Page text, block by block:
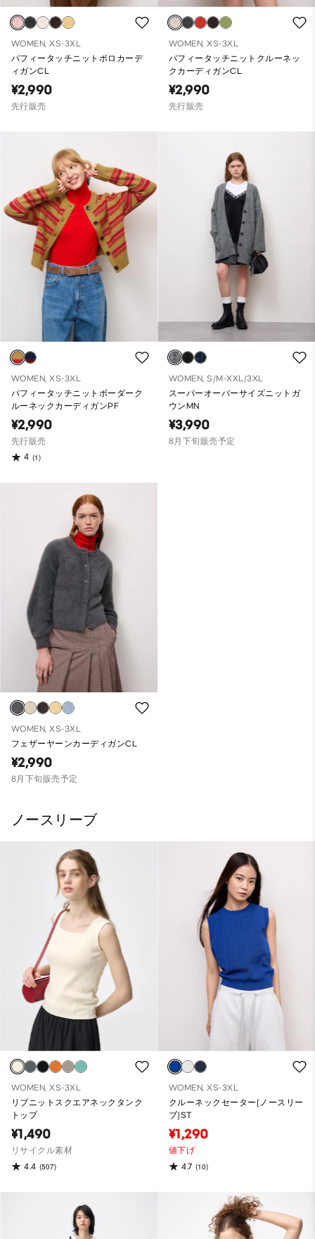
WOMEN, XS-3XL
パフィータッチニットポロカーデ
ィガンCL
¥2,990
先行販売
WOMEN, XS-3XL
パフィータッチニットクルーネッ
クカーディガンCL
¥2,990
先行販売
WOMEN, XS-3XL
パフィータッチニットボーダーク
ルーネックカーディガンPF
¥2,990
先行販売
4 (1)
WOMEN, S/M-XXL/3XL
スーパーオーバーサイズニットガ
ウンMN
¥3,990
8月下旬販売予定
WOMEN, XS-3XL
フェザーヤーンカーディガンCL
¥2,990
8月下旬販売予定
ノースリーブ
WOMEN, XS-3XL
リブニットスクエアネックタンク
トップ
¥1,490
リサイクル素材
4.4 (507)
WOMEN, XS-3XL
クルーネックセーター(ノースリー
ブ)ST
¥1,290
値下げ
4.7 (10)